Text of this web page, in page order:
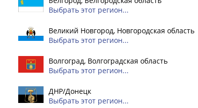
Выбрать этот регион...
Великий Новгород, Новгородская область
Выбрать этот регион...
Волгоград, Волгоградская область
Выбрать этот регион...
ДНР/Донецк
Выбрать этот регион...